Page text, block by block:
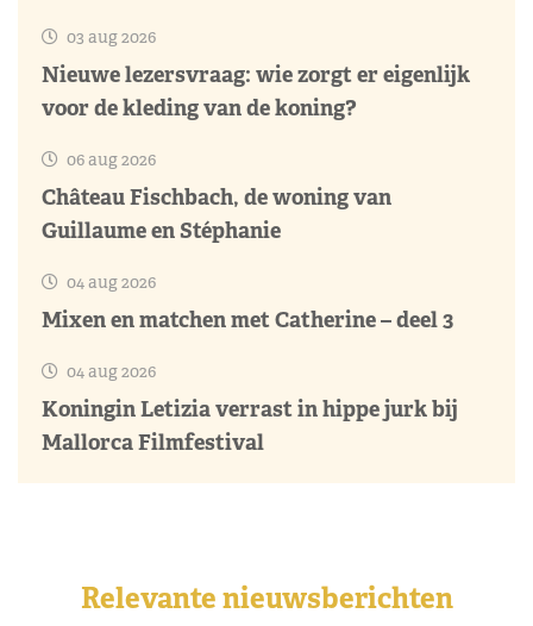
03 aug 2026
Nieuwe lezersvraag: wie zorgt er eigenlijk
voor de kleding van de koning?
06 aug 2026
Château Fischbach, de woning van
Guillaume en Stéphanie
04 aug 2026
Mixen en matchen met Catherine – deel 3
04 aug 2026
Koningin Letizia verrast in hippe jurk bij
Mallorca Filmfestival
Relevante nieuwsberichten